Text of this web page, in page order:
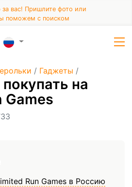
вас! Пришлите фото или
поможем с поиском
/ Гаджеты /
на
Games
Run Games в Россию